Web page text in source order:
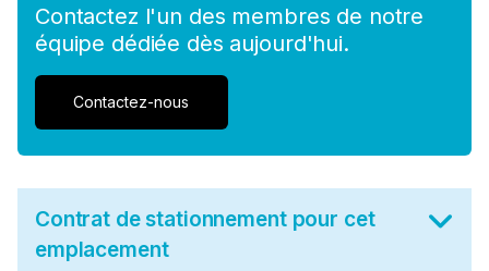
Contactez l'un des membres de notre
équipe dédiée dès aujourd'hui.
Contactez-nous
Contrat de stationnement pour cet
emplacement